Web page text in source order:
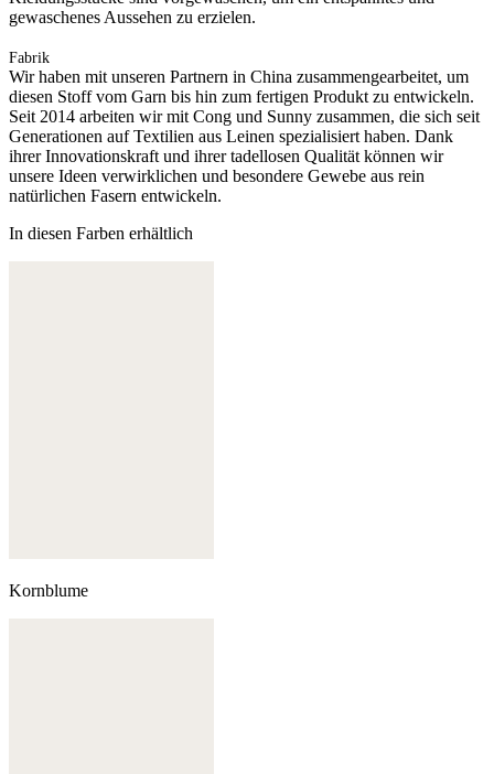
gewaschenes Aussehen zu erzielen.
Fabrik
Wir haben mit unseren Partnern in China zusammengearbeitet, um
diesen Stoff vom Garn bis hin zum fertigen Produkt zu entwickeln.
Seit 2014 arbeiten wir mit Cong und Sunny zusammen, die sich seit
Generationen auf Textilien aus Leinen spezialisiert haben. Dank
ihrer Innovationskraft und ihrer tadellosen Qualität können wir
unsere Ideen verwirklichen und besondere Gewebe aus rein
natürlichen Fasern entwickeln.
In diesen Farben erhältlich
Kornblume